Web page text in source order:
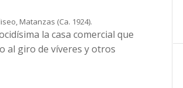
Matanzas (Ca. 1924).
la casa comercial que
al giro de víveres y otros